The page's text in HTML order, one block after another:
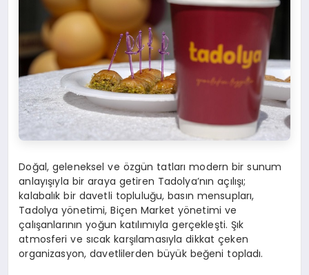
Doğal, geleneksel ve özgün tatları modern bir sunum
anlayışıyla bir araya getiren Tadolya’nın açılışı;
kalabalık bir davetli topluluğu, basın mensupları,
Tadolya yönetimi, Biçen Market yönetimi ve
çalışanlarının yoğun katılımıyla gerçekleşti. Şık
atmosferi ve sıcak karşılamasıyla dikkat çeken
organizasyon, davetlilerden büyük beğeni topladı.